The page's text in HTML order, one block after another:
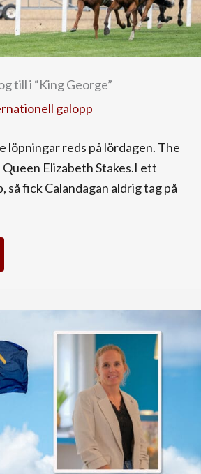
till i “King George”
galopp
löpningar reds på lördagen. The
Elizabeth Stakes.I ett
så fick Calandagan aldrig tag på